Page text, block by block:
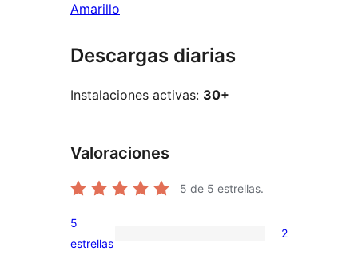
Amarillo
Descargas diarias
Instalaciones activas: 30+
Valoraciones
5 de 5 estrellas.
2
5
estrellas
2